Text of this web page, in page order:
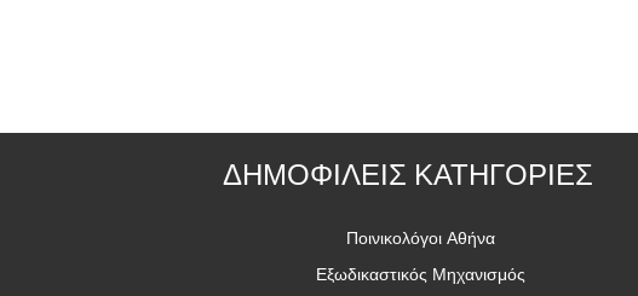
ΔΗΜΟΦΙΛΕΙΣ ΚΑΤΗΓΟΡΙΕΣ
Ποινικολόγοι Αθήνα
Εξωδικαστικός Μηχανισμός